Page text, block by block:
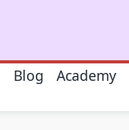
Blog Academy